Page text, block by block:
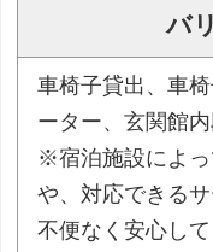
バ
車椅子貸出、車
ーター、玄関館
※宿泊施設によ
や、対応できる
不便なく安心し